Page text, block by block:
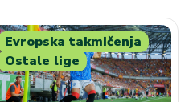
Evropska takmičenja
Ostale lige